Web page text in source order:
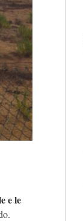
e le